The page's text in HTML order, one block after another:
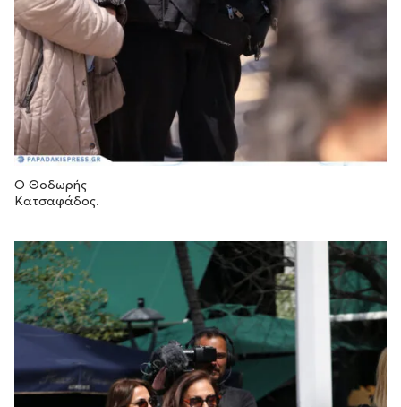
Ο Θοδωρής
Κατσαφάδος.